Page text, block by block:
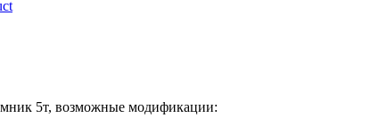
5т, возможные модификации: